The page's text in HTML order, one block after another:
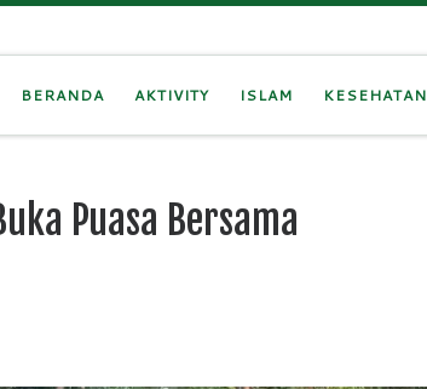
BERANDA AKTIVITY ISLAM KESEHATAN
Puasa Bersama